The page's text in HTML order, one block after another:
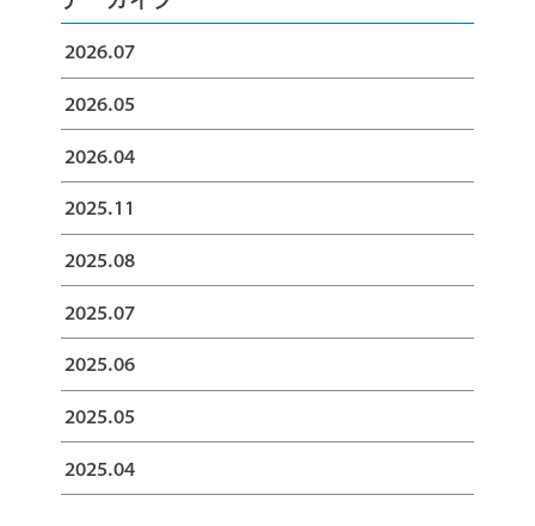
2026.07
2026.05
2026.04
2025.11
2025.08
2025.07
2025.06
2025.05
2025.04